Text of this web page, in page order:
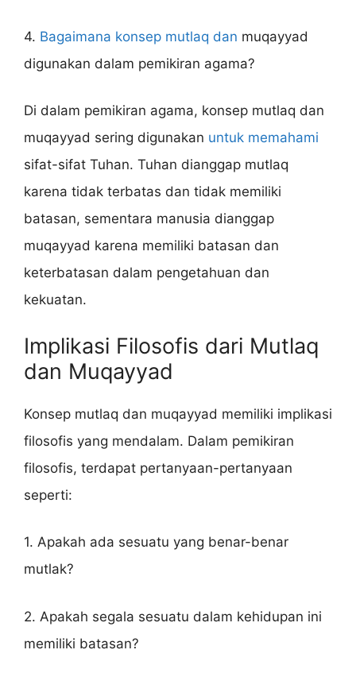
4. Bagaimana konsep mutlaq dan muqayyad
digunakan dalam pemikiran agama?
Di dalam pemikiran agama, konsep mutlaq dan
muqayyad sering digunakan untuk memahami
sifat-sifat Tuhan. Tuhan dianggap mutlaq
karena tidak terbatas dan tidak memiliki
batasan, sementara manusia dianggap
muqayyad karena memiliki batasan dan
keterbatasan dalam pengetahuan dan
kekuatan.
Implikasi Filosofis dari Mutlaq
dan Muqayyad
Konsep mutlaq dan muqayyad memiliki implikasi
filosofis yang mendalam. Dalam pemikiran
filosofis, terdapat pertanyaan-pertanyaan
seperti:
1. Apakah ada sesuatu yang benar-benar
mutlak?
2. Apakah segala sesuatu dalam kehidupan ini
memiliki batasan?